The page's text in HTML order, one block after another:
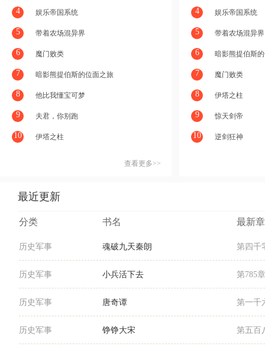
4 娱乐帝国系统
5 带着农场混异界
6 魔门败类
7 暗影熊提伯斯的位面之旅
8 他比我懂宝可梦
9 夫君，你别跑
10 伊塔之柱
查看更多>>
4 娱乐帝国系统
5 带着农场混异界
6 暗影熊提伯斯
7 魔门败类
8 伊塔之柱
9 惊天剑帝
10 逆剑狂神
最近更新
分类 书名 最新
历史军事 魂破九天秦朗 第四千
历史军事 小兵活下去 第785
历史军事 唐奇谭 第一千
历史军事 铮铮大宋 第五百